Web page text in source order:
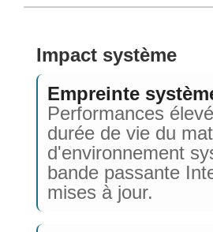
Impact système
Empreinte
Performances
durée de vie du
d'environnement
bande passante
mises à jour.